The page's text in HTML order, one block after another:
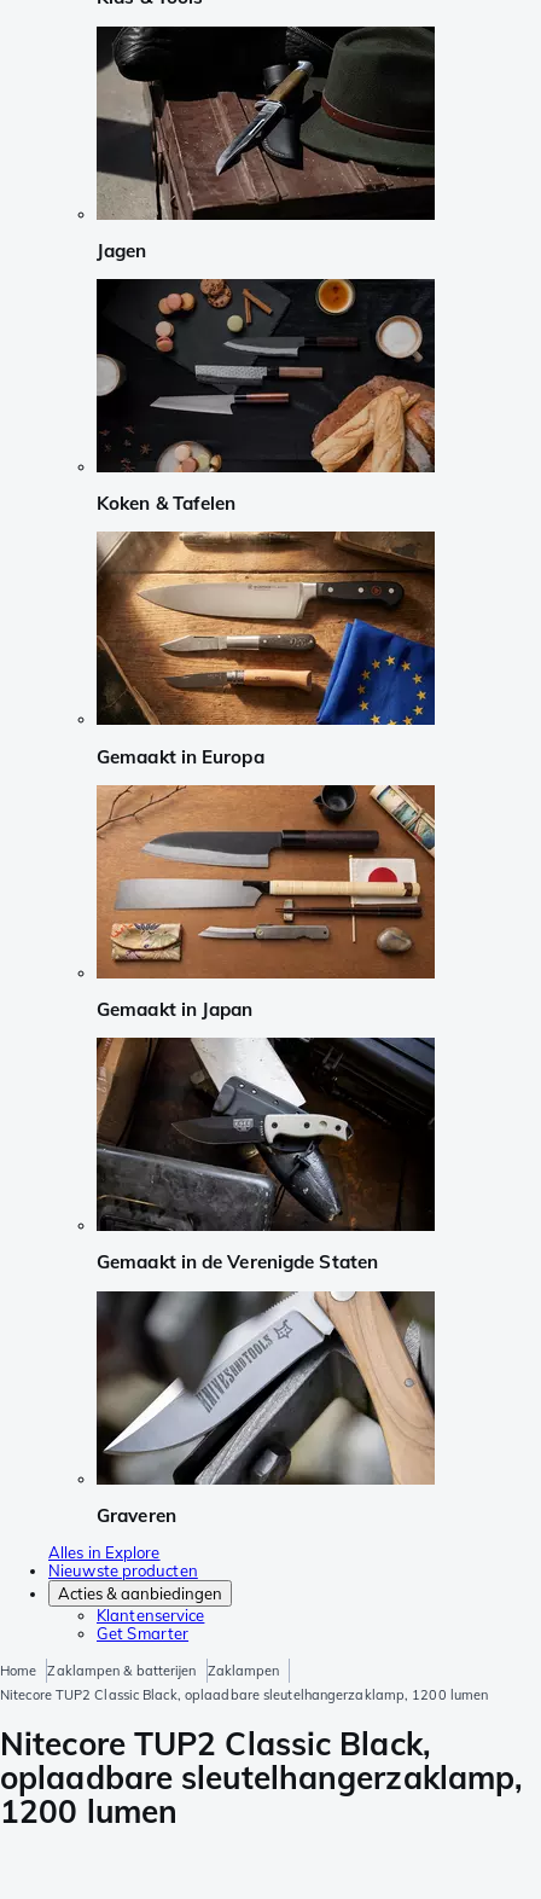
Jagen
Koken & Tafelen
Gemaakt in Europa
Gemaakt in Japan
Gemaakt in de Verenigde Staten
Graveren
Alles in Explore
Nieuwste producten
Acties & aanbiedingen
Klantenservice
Get Smarter
Home Zaklampen & batterijen
Zaklampen
Nitecore TUP2 Classic Black, oplaadbare sleutelhangerzaklamp, 1200 lumen
Nitecore TUP2 Classic Black,
oplaadbare sleutelhangerzaklamp,
1200 lumen